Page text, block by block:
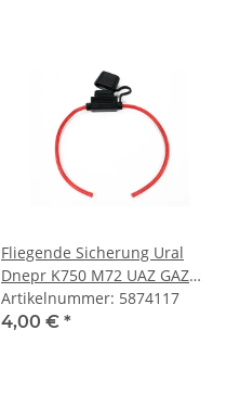
Fliegende Sicherung Ural
Dnepr K750 M72 UAZ GAZ
Wolga
Artikelnummer: 5874117
4,00 € *